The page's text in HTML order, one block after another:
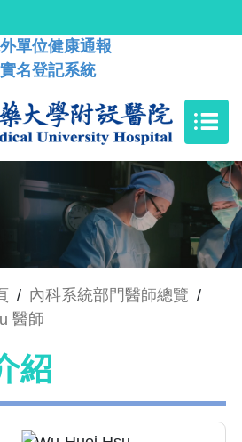
單位健康通報
實名登記系統
/ 內科系統部門醫師總覽 /
醫師
紹